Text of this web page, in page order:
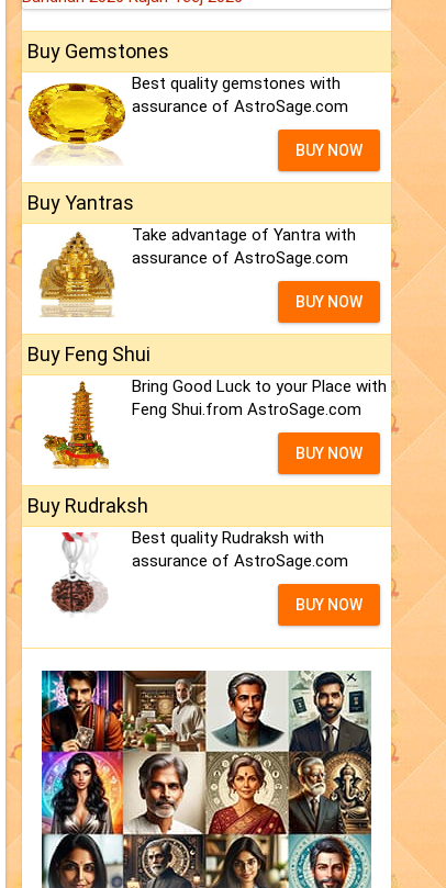
Buy Gemstones
Best quality gemstones with
assurance of AstroSage.com
BUY NOW
Buy Yantras
Take advantage of Yantra with
assurance of AstroSage.com
BUY NOW
Buy Feng Shui
Bring Good Luck to your Place with
Feng Shui.from AstroSage.com
BUY NOW
Buy Rudraksh
Best quality Rudraksh with
assurance of AstroSage.com
BUY NOW